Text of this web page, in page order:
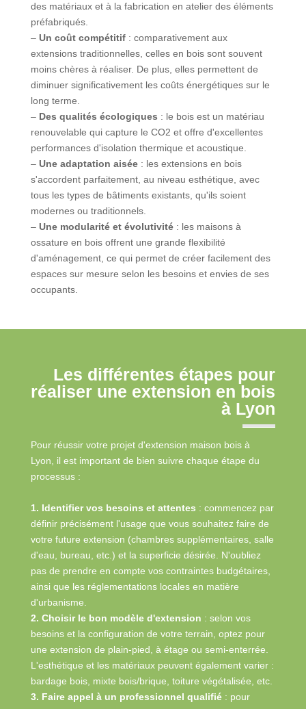
des matériaux et à la fabrication en atelier des éléments
préfabriqués.
–Un coût compétitif : comparativement aux
extensions traditionnelles, celles en bois sont souvent
moins chères à réaliser. De plus, elles permettent de
diminuer significativement les coûts énergétiques sur le
long terme.
– Des qualités écologiques : le bois est un matériau
renouvelable qui capture le CO2 et offre d'excellentes
performances d'isolation thermique et acoustique.
– Une adaptation aisée : les extensions en bois
s'accordent parfaitement, au niveau esthétique, avec
tous les types de bâtiments existants, qu'ils soient
modernes ou traditionnels.
– Une modularité et évolutivité: les maisons à
ossature en bois offrent une grande flexibilité
d'aménagement, ce qui permet de créer facilement des
espaces sur mesure selon les besoins et envies de ses
occupants.
Les différentes étapes pour
réaliser une extension en bois
à Lyon
Pour réussir votre projet d'extension maison bois à
Lyon, il est important de bien suivre chaque étape du
processus :
1. Identifier vos besoins et attentes : commencez par
définir précisément l'usage que vous souhaitez faire de
votre future extension (chambres supplémentaires, salle
d'eau, bureau, etc.) et la superficie désirée. N'oubliez
pas de prendre en compte vos contraintes budgétaires,
ainsi que les réglementations locales en matière
d'urbanisme.
2. Choisir le bon modèle d'extension : selon vos
besoins et la configuration de votre terrain, optez pour
une extension de plain-pied, à étage ou semi-enterrée.
L'esthétique et les matériaux peuvent également varier :
bardage bois, mixte bois/brique, toiture végétalisée, etc.
3. Faire appel à un professionnel qualifié: pour